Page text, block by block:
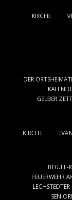
KIRCHE
DER
GELBER
KIRCHE
BOULE-
FEUERWEHR